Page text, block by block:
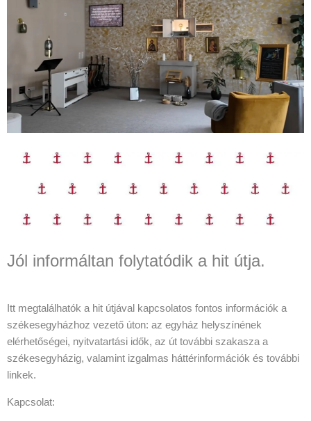
Jól informáltan folytatódik a hit útja.
Itt megtalálhatók a hit útjával kapcsolatos fontos információk a
székesegyházhoz vezető úton: az egyház helyszínének
elérhetőségei, nyitvatartási idők, az út további szakasza a
székesegyházig, valamint izgalmas háttérinformációk és további
linkek.
Kapcsolat: